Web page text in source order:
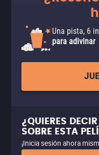
Una pista, 6
para adivinar
¿QUIERES
SOBRE ESTA
¡Inicia sesión ahora